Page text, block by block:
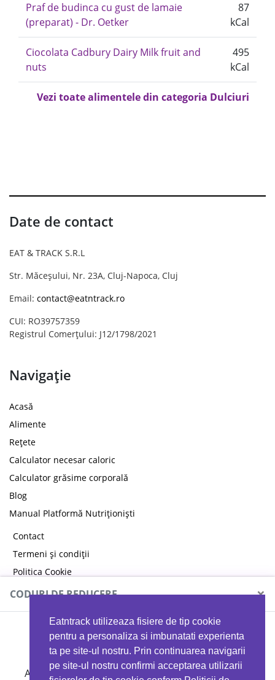
Eatntrack utilizeaza fisiere de tip cookie
pentru a personaliza si imbunatati experienta
ta pe site-ul nostru. Prin continuarea navigarii
pe site-ul nostru confirmi acceptarea utilizarii
Praf de budinca cu gust de lamaie
(preparat) - Dr. Oetker
87
kCal
Ciocolata Cadbury Dairy Milk fruit and
nuts
495
kCal
Vezi toate alimentele din categoria Dulciuri
Date de contact
EAT & TRACK S.R.L
Str. Măceșului, Nr. 23A, Cluj-Napoca, Cluj
Email: contact@eatntrack.ro
CUI: RO39757359
Registrul Comerțului: J12/1798/2021
Navigație
Acasă
Alimente
Rețete
Calculator necesar caloric
Calculator grăsime corporală
Blog
Manual Platformă Nutriționiști
Contact
Termeni și condiții
Politica Cookie
Politica de confidențialitate
CODURI DE REDUCERE ×
MYPROTEIN
Ai 40%reducere la orice comandă folosind codul